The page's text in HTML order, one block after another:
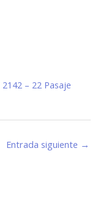
2142 – 22 Pasaje
Entrada siguiente →